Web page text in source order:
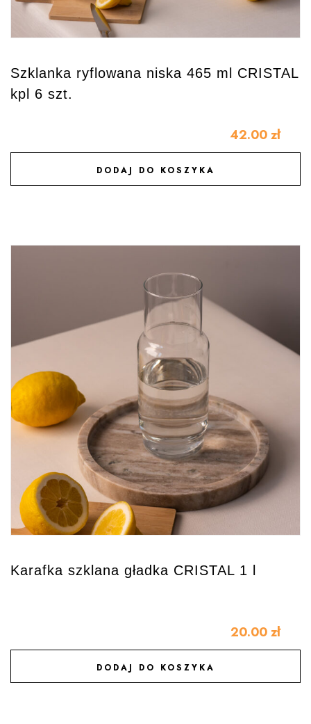
Szklanka ryflowana niska 465 ml CRISTAL
kpl 6 szt.
42.00 zł
DODAJ DO KOSZYKA
DODAJ DO ULUBIONYCH
Karafka szklana gładka CRISTAL 1 l
20.00 zł
DODAJ DO KOSZYKA
DODAJ DO ULUBIONYCH